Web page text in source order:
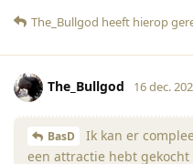
The_Bullgod heeft hierop
The_Bullgod 16 dec.
BasD
Ik kan er
een attractie hebt